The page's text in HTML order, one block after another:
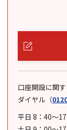
口座開設に関
ダイヤル （
平日 8：40～